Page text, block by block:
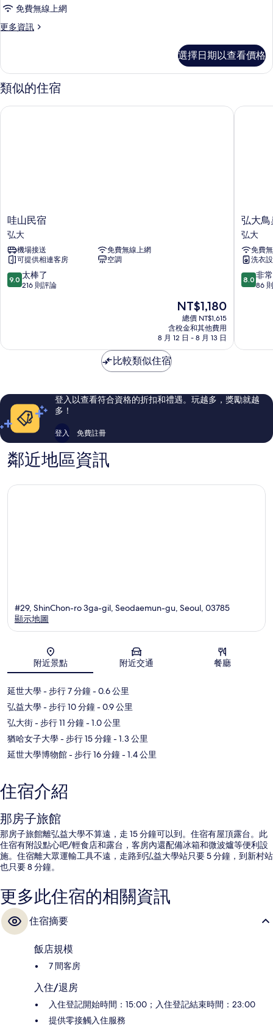
(Super
Single)
有
相
片
免費無線上網
更多資訊
更
房
(Super
Single)
詳
選擇日期以查看價格
類似的住宿
哇
山
民
宿
弘
大
哇山民宿
弘大
機場接送
免費無線上網
可提供相連客房
空調
9.0
分，
棒
評
論
9.0 太棒了
216 則評論
現
在
價
格
為
NT$1,180
總價 NT$1,615
含稅金和其他費用
8 月 12 日 - 8 月 13 日
哇山民宿
弘
大
鳥
巢
青
年
旅
弘大鳥
弘大
免費
洗衣
8.0
分，
常
評
論
8.0 非
86
弘大鳥
比較類似住宿
登入以查看符合資格的折扣和禮遇。玩越多，獎勵就越
多！
登入 免費註冊
鄰近地區資訊
地圖
#29, ShinChon-ro 3ga-gil, Seodaemun-gu, Seoul, 03785
顯示地圖
附近景點 附近交通 餐廳
延世大學- 步行 7 分鐘- 0.6 公里
弘益大學- 步行 10 分鐘- 0.9 公里
弘大街- 步行 11 分鐘- 1.0 公里
猶哈女子大學- 步行 15 分鐘- 1.3 公里
延世大學博物館- 步行 16 分鐘- 1.4 公里
住宿介紹
那房子旅館
那房子旅館離弘益大學不算遠，走 15 分鐘可以到。住宿有屋頂露台。此
住宿有附設點心吧/輕食店和露台，客房內還配備冰箱和微波爐等便利設
施。住宿離大眾運輸工具不遠，走路到弘益大學站只要 5 分鐘，到新村站
也只要 8 分鐘。
更多此住宿的相關資訊
住宿摘要
飯店規模
7 間客房
入住/退房
入住登記開始時間：15:00；入住登記結束時間：23:00
提供零接觸入住服務